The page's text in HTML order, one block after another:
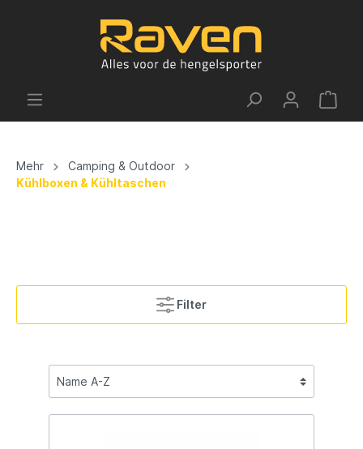
Mehr
Camping & Outdoor
Kühlboxen & Kühltaschen
Filter